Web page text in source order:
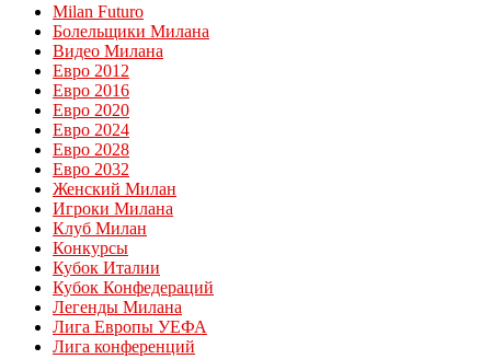
Milan Futuro
Болельщики Милана
Видео Милана
Евро 2012
Евро 2016
Евро 2020
Евро 2024
Евро 2028
Евро 2032
Женский Милан
Игроки Милана
Клуб Милан
Конкурсы
Кубок Италии
Кубок Конфедераций
Легенды Милана
Лига Европы УЕФА
Лига конференций